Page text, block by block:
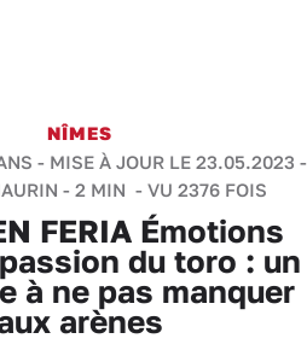
NÎMES
- MISE À JOUR LE 23.05.2023 -
- 2 MIN - VU 2376 FOIS
FERIA Émotions
du toro : un
à ne pas manquer
arènes